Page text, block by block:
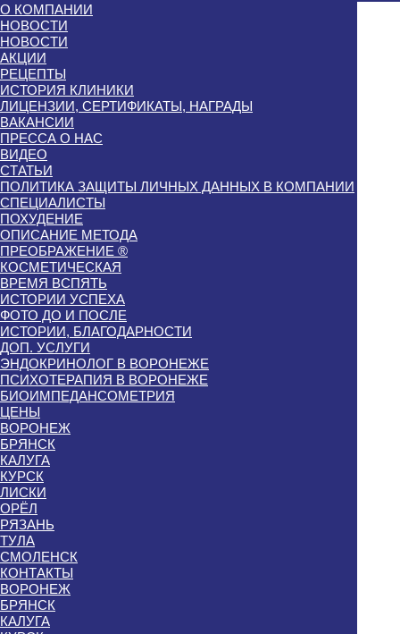
О КОМПАНИИ
НОВОСТИ
НОВОСТИ
АКЦИИ
РЕЦЕПТЫ
ИСТОРИЯ КЛИНИКИ
ЛИЦЕНЗИИ, СЕРТИФИКАТЫ, НАГРАДЫ
ВАКАНСИИ
ПРЕССА О НАС
ВИДЕО
СТАТЬИ
ПОЛИТИКА ЗАЩИТЫ ЛИЧНЫХ ДАННЫХ В КОМПАНИИ
СПЕЦИАЛИСТЫ
ПОХУДЕНИЕ
ОПИСАНИЕ МЕТОДА
ПРЕОБРАЖЕНИЕ ®
КОСМЕТИЧЕСКАЯ
ВРЕМЯ ВСПЯТЬ
ИСТОРИИ УСПЕХА
ФОТО ДО И ПОСЛЕ
ИСТОРИИ, БЛАГОДАРНОСТИ
ДОП. УСЛУГИ
ЭНДОКРИНОЛОГ В ВОРОНЕЖЕ
ПСИХОТЕРАПИЯ В ВОРОНЕЖЕ
БИОИМПЕДАНСОМЕТРИЯ
ЦЕНЫ
ВОРОНЕЖ
БРЯНСК
КАЛУГА
КУРСК
ЛИСКИ
ОРЁЛ
РЯЗАНЬ
ТУЛА
СМОЛЕНСК
КОНТАКТЫ
ВОРОНЕЖ
БРЯНСК
КАЛУГА